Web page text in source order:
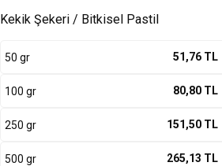
Kekik Şekeri / Bitkisel Pastil
50 gr 51,76 TL
100 gr 80,80 TL
250 gr 151,50 TL
500 gr 265,13 TL